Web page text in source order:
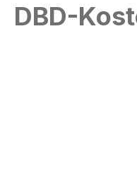
DBD-